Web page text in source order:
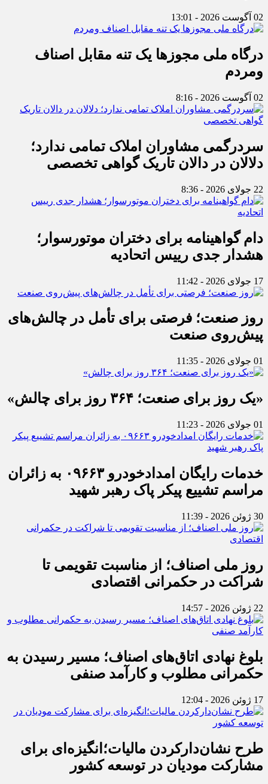
02 آگوست 2026 - 13:01
درگاه ملی مجوزها یک تنه مقابل اصناف
ومردم
02 آگوست 2026 - 8:16
سردرگمی مشاوران املاک تمامی ندارد؛
دلالان در دالان تاریک گواهی تخصصی
22 جولای 2026 - 8:36
دام گواهینامه برای دختران موتورسوار؛
هشدار جدی رییس اتحادیه
17 جولای 2026 - 11:42
روز صنعت؛ فرصتی برای تأمل در چالش‌های
پیش‌روی صنعت
01 جولای 2026 - 11:35
«یک روز برای صنعت؛ ۳۶۴ روز برای چالش»
01 جولای 2026 - 11:23
خدمات رایگان امدادخودرو ۰۹۶۶۳ به زائران
مراسم تشییع پیکر پاک رهبر شهید
30 ژوئن 2026 - 11:39
روز ملی اصناف؛ از مناسبت تقویمی تا
شراکت در حکمرانی اقتصادی
22 ژوئن 2026 - 14:57
بلوغ نهادی اتاق‌های اصناف؛ مسیر رسیدن به
حکمرانی مطلوب و کارآمد صنفی
17 ژوئن 2026 - 12:04
طرح نشان‌دارکردن مالیات؛انگیزه‌ای برای
مشارکت مودیان در توسعه کشور